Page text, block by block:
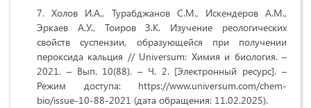
Холов И.А., Турабджанов С.М., Искендеров А.М.,
Эркаев А.У., Тоиров З.К. Изучение реологических
свойств суспензии, образующейся при получении
пероксида кальция // Universum: Химия и биология. –
2021. – Вып. 10(88). – Ч. 2. [Электронный ресурс]. –
Режим доступа: https://www.universum.com/chem-
bio/issue-10-88-2021 (дата обращения: 11.02.2025).